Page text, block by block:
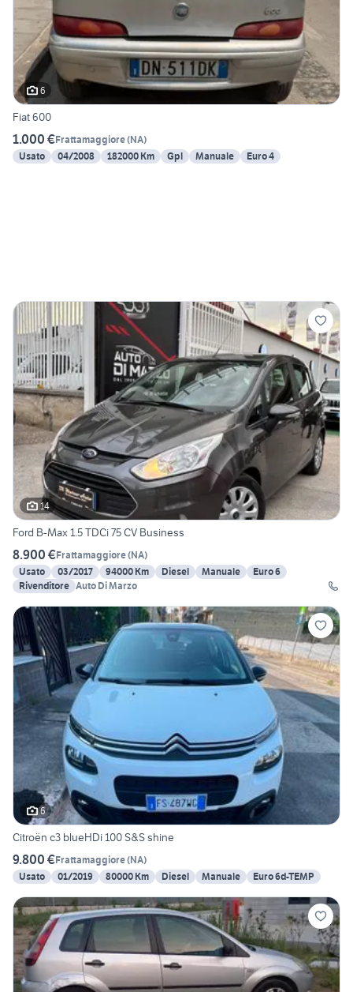
6
Fiat 600
1.000 €Frattamaggiore(NA)
Usato
04/2008 182000 Km Gpl Manuale Euro 4
14
Ford B-Max 1.5 TDCi 75 CV Business
8.900 €Frattamaggiore(NA)
Usato
03/2017 94000 Km Diesel Manuale
Euro 6
Rivenditore Auto Di Marzo
6
Citroën c3 blueHDi 100 S&S shine
9.800 €Frattamaggiore(NA)
Usato
01/2019 80000 Km Diesel Manuale Euro 6d-TEMP